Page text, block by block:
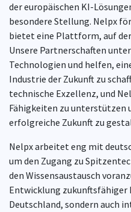
der europäischen KI-
besondere Stellung. Nelpx
bietet eine Plattform, auf
Unsere Partnerschaften
Technologien und helfen,
Industrie der Zukunft zu
technische Exzellenz, und
Fähigkeiten zu unterstützen
erfolgreiche Zukunft zu
Nelpx arbeitet eng mit
um den Zugang zu
den Wissensaustausch
Entwicklung zukunftsfähiger
Deutschland, sondern auch